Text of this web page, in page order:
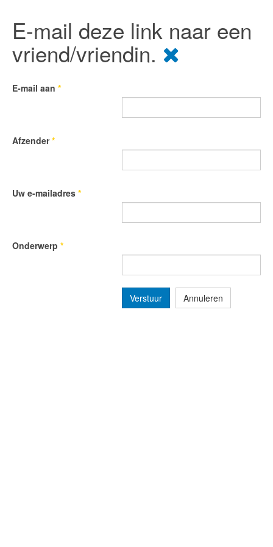
E-mail deze link naar een
vriend/vriendin.
E-mail aan *
Afzender*
Uw e-mailadres *
Onderwerp *
Verstuur Annuleren